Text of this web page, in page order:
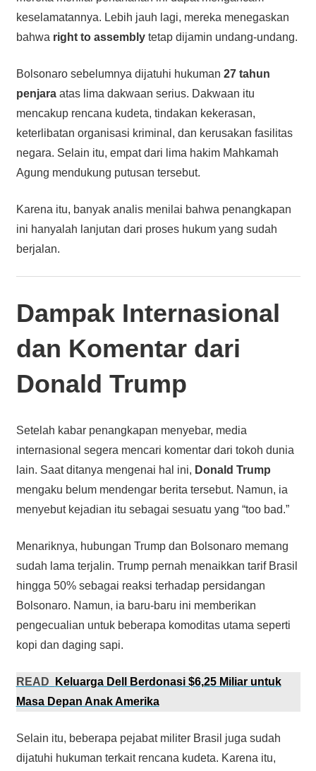
keselamatannya. Lebih jauh lagi, mereka menegaskan
bahwa right to assemblytetap dijamin undang-undang.
Bolsonaro sebelumnya dijatuhi hukuman 27 tahun
penjaraatas lima dakwaan serius. Dakwaan itu
mencakup rencana kudeta, tindakan kekerasan,
keterlibatan organisasi kriminal, dan kerusakan fasilitas
negara. Selain itu, empat dari lima hakim Mahkamah
Agung mendukung putusan tersebut.
Karena itu, banyak analis menilai bahwa penangkapan
ini hanyalah lanjutan dari proses hukum yang sudah
berjalan.
Dampak Internasional
dan Komentar dari
Donald Trump
Setelah kabar penangkapan menyebar, media
internasional segera mencari komentar dari tokoh dunia
lain. Saat ditanya mengenai hal ini, Donald Trump
mengaku belum mendengar berita tersebut. Namun, ia
menyebut kejadian itu sebagai sesuatu yang “too bad.”
Menariknya, hubungan Trump dan Bolsonaro memang
sudah lama terjalin. Trump pernah menaikkan tarif Brasil
hingga 50% sebagai reaksi terhadap persidangan
Bolsonaro. Namun, ia baru-baru ini memberikan
pengecualian untuk beberapa komoditas utama seperti
kopi dan daging sapi.
READ
Keluarga Dell Berdonasi $6,25 Miliar untuk
Masa Depan Anak Amerika
Selain itu, beberapa pejabat militer Brasil juga sudah
dijatuhi hukuman terkait rencana kudeta. Karena itu,